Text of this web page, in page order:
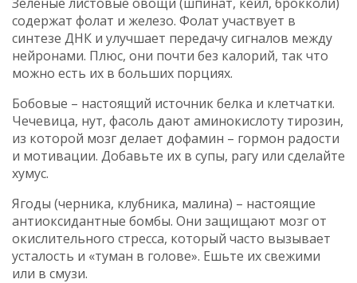
содержат фолат и железо. Фолат участвует в
синтезе ДНК и улучшает передачу сигналов между
нейронами. Плюс, они почти без калорий, так что
можно есть их в больших порциях.
Бобовые – настоящий источник белка и клетчатки.
Чечевица, нут, фасоль дают аминокислоту тирозин,
из которой мозг делает дофамин – гормон радости
и мотивации. Добавьте их в супы, рагу или сделайте
хумус.
Ягоды (черника, клубника, малина) – настоящие
антиоксидантные бомбы. Они защищают мозг от
окислительного стресса, который часто вызывает
усталость и «туман в голове». Ешьте их свежими
или в смузи.